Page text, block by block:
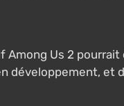
Among Us 2
développement, et